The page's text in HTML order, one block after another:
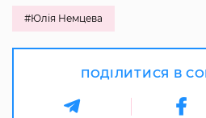
#Юлія Немцева
ПОДІЛИТИСЯ В